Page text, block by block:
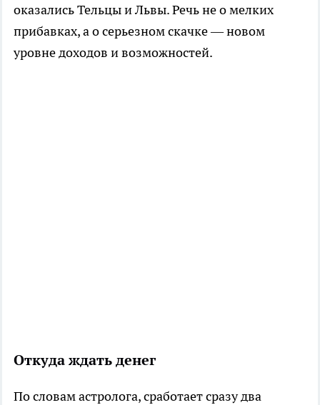
оказались Тельцы и Львы. Речь не о мелких
прибавках, а о серьезном скачке — новом
уровне доходов и возможностей.
Откуда ждать денег
По словам астролога, сработает сразу два